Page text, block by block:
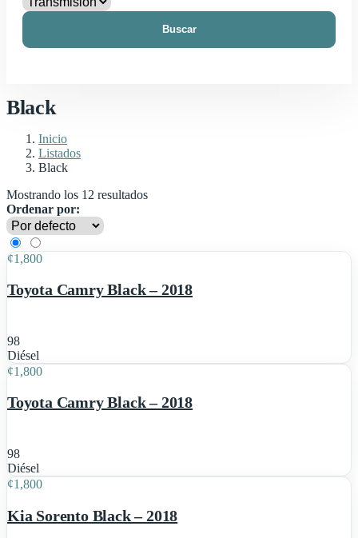
Buscar
Black
Inicio
Listados
Black
Mostrando los 12 resultados
Ordenar por:
5
¢1,800
Toyota Camry Black – 2018
98
Diésel
5
¢1,800
Toyota Camry Black – 2018
98
Diésel
Destacado
6
¢1,800
Kia Sorento Black – 2018